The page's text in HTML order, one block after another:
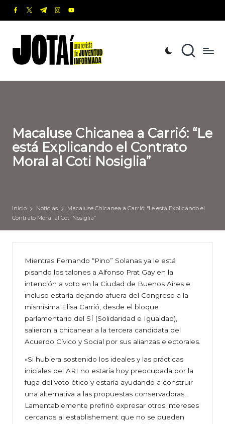
Saltar
contenido
facebook.com
twitter.com
t.me instagram.com
youtube.com
o
t
revista
de
Informada
Macaluse Chicanea a Carrió: “Le
está Explicando el Contrato
Moral al Coti Nosiglia”
Inicio Noticias
Macaluse Chicanea a Carrió: “Le está Explicando el
Contrato Moral al Coti Nosiglia”
Mientras Fernando “Pino” Solanas ya le está
pisando los talones a Alfonso Prat Gay en la
intención a voto en la Ciudad de Buenos Aires e
incluso estaría dejando afuera del Congreso a la
mismísima Elisa Carrió, desde el bloque
parlamentario del SÍ (Solidaridad e Igualdad),
salieron a chicanear a la tercera candidata del
Acuerdo Cívico y Social por sus alianzas electorales.
«Si hubiera sostenido los ideales y las prácticas
iniciales del ARI no estaría hoy preocupada por la
fuga del voto ético y estaría ayudando a construir
una alternativa a las propuestas conservadoras.
Lamentablemente prefirió expresar otros intereses
cercanos al establishement que no se pueden